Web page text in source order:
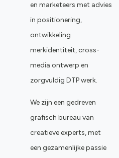
en marketeers met advies
in positionering,
ontwikkeling
merkidentiteit, cross-
media ontwerp en
zorgvuldig DTP werk.
We zijn een gedreven
grafisch bureau van
creatieve experts, met
een gezamenlijke passie